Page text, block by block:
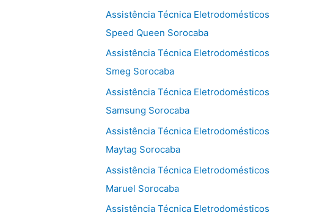
Assistência Técnica Eletrodomésticos
Speed Queen Sorocaba
Assistência Técnica Eletrodomésticos
Smeg Sorocaba
Assistência Técnica Eletrodomésticos
Samsung Sorocaba
Assistência Técnica Eletrodomésticos
Maytag Sorocaba
Assistência Técnica Eletrodomésticos
Maruel Sorocaba
Assistência Técnica Eletrodomésticos